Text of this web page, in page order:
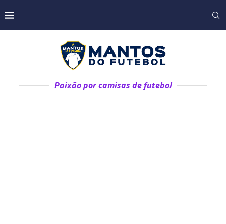
Paixão por camisas de futebol